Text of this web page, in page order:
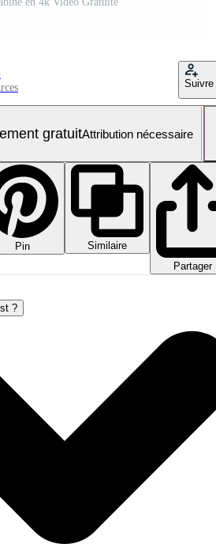
Suivre
gratuitAttribution nécessaire
Pin
Similaire
Partager
?